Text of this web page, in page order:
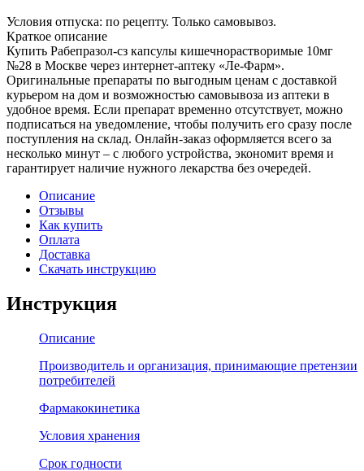
Условия отпуска: по рецепту. Только самовывоз.
Краткое описание
Купить Рабепразол-сз капсулы кишечнорастворимые 10мг
№28 в Москве через интернет-аптеку «Ле-Фарм».
Оригинальные препараты по выгодным ценам с доставкой
курьером на дом и возможностью самовывоза из аптеки в
удобное время. Если препарат временно отсутствует, можно
подписаться на уведомление, чтобы получить его сразу после
поступления на склад. Онлайн-заказ оформляется всего за
несколько минут – с любого устройства, экономит время и
гарантирует наличие нужного лекарства без очередей.
Описание
Отзывы
Как купить
Оплата
Доставка
Скачать инструкцию
Инструкция
Описание
Производитель и организация, принимающие претензии
потребителей
Фармакокинетика
Условия хранения
Срок годности